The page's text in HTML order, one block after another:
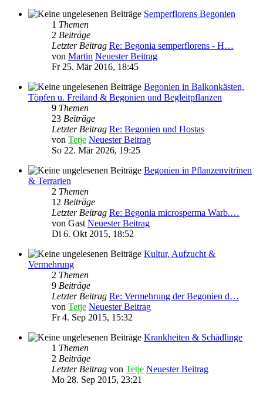
Semperflorens Begonien
1 Themen
2 Beiträge
Letzter Beitrag Re: Begonia semperflorens - H…
von Martin Neuester Beitrag
Fr 25. Mär 2016, 18:45
Begonien in Balkonkästen,
Töpfen u. Freiland & Begonien und Begleitpflanzen
9 Themen
23 Beiträge
Letzter Beitrag Re: Begonien und Hostas
von Tetje Neuester Beitrag
So 22. Mär 2026, 19:25
Begonien in Pflanzenvitrinen
& Terrarien
2 Themen
12 Beiträge
Letzter Beitrag Re: Begonia microsperma Warb.…
von Gast Neuester Beitrag
Di 6. Okt 2015, 18:52
Kultur, Aufzucht &
Vermehrung
2 Themen
9 Beiträge
Letzter Beitrag Re: Vermehrung der Begonien d…
von Tetje Neuester Beitrag
Fr 4. Sep 2015, 15:32
Krankheiten & Schädlinge
1 Themen
2 Beiträge
Letzter Beitrag von Tetje Neuester Beitrag
Mo 28. Sep 2015, 23:21